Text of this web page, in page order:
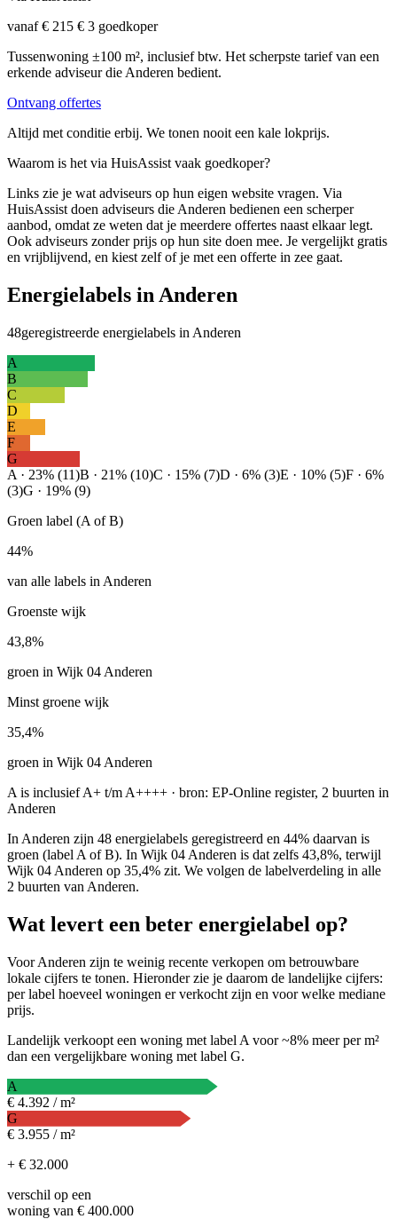
vanaf € 215 € 3 goedkoper
Tussenwoning ±100 m², inclusief btw. Het scherpste tarief van een
erkende adviseur die Anderen bedient.
Ontvang offertes
Altijd met conditie erbij. We tonen nooit een kale lokprijs.
Waarom is het via HuisAssist vaak goedkoper?
Links zie je wat adviseurs op hun eigen website vragen. Via
HuisAssist doen adviseurs die Anderen bedienen een scherper
aanbod, omdat ze weten dat je meerdere offertes naast elkaar legt.
Ook adviseurs zonder prijs op hun site doen mee. Je vergelijkt gratis
en vrijblijvend, en kiest zelf of je met een offerte in zee gaat.
Energielabels in Anderen
48geregistreerde energielabels in Anderen
A
B
C
D
E
F
G
A · 23% (11)B · 21% (10)C · 15% (7)D · 6% (3)E · 10% (5)F · 6%
(3)G · 19% (9)
Groen label (A of B)
44%
van alle labels in Anderen
Groenste wijk
43,8%
groen in Wijk 04 Anderen
Minst groene wijk
35,4%
groen in Wijk 04 Anderen
A is inclusief A+ t/m A++++ · bron: EP-Online register, 2 buurten in
Anderen
In Anderen zijn 48 energielabels geregistreerd en 44% daarvan is
groen (label A of B). In Wijk 04 Anderen is dat zelfs 43,8%, terwijl
Wijk 04 Anderen op 35,4% zit. We volgen de labelverdeling in alle
2 buurten van Anderen.
Wat levert een beter energielabel op?
Voor Anderen zijn te weinig recente verkopen om betrouwbare
lokale cijfers te tonen. Hieronder zie je daarom de landelijke cijfers:
per label hoeveel woningen er verkocht zijn en voor welke mediane
prijs.
Landelijk verkoopt een woning met label A voor ~8% meer per m²
dan een vergelijkbare woning met label G.
A
€ 4.392 / m²
G
€ 3.955 / m²
+ € 32.000
verschil op een
woning van € 400.000